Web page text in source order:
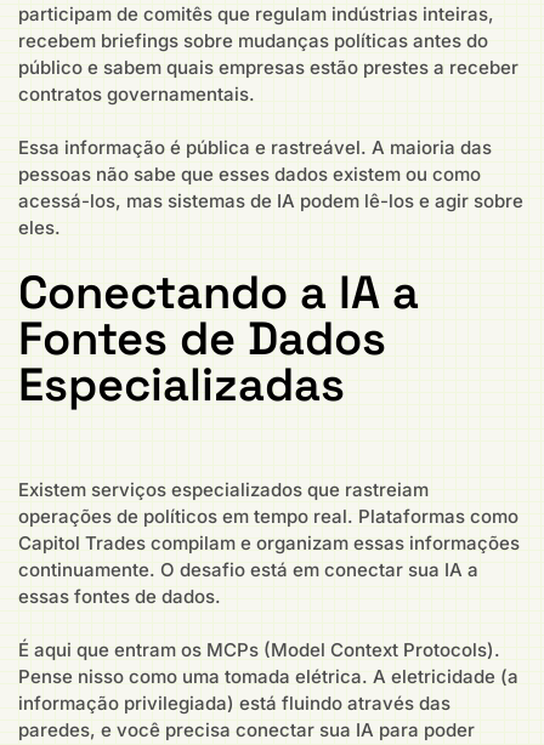
participam de comitês que regulam indústrias inteiras,
recebem briefings sobre mudanças políticas antes do
público e sabem quais empresas estão prestes a receber
contratos governamentais.
Essa informação é pública e rastreável. A maioria das
pessoas não sabe que esses dados existem ou como
acessá-los, mas sistemas de IA podem lê-los e agir sobre
eles.
Conectando a IA a
Fontes de Dados
Especializadas
Existem serviços especializados que rastreiam
operações de políticos em tempo real. Plataformas como
Capitol Trades compilam e organizam essas informações
continuamente. O desafio está em conectar sua IA a
essas fontes de dados.
É aqui que entram os MCPs (Model Context Protocols).
Pense nisso como uma tomada elétrica. A eletricidade (a
informação privilegiada) está fluindo através das
paredes, e você precisa conectar sua IA para poder